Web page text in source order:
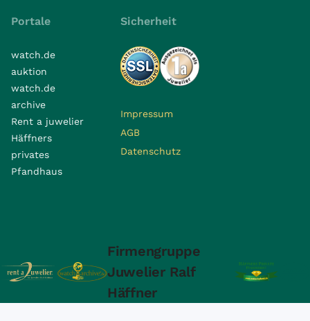
Portale
watch.de
auktion
watch.de
archive
Rent a juwelier
Häffners
privates
Pfandhaus
Sicherheit
Impressum
AGB
Datenschutz
Firmengruppe
Juwelier Ralf
Häffner